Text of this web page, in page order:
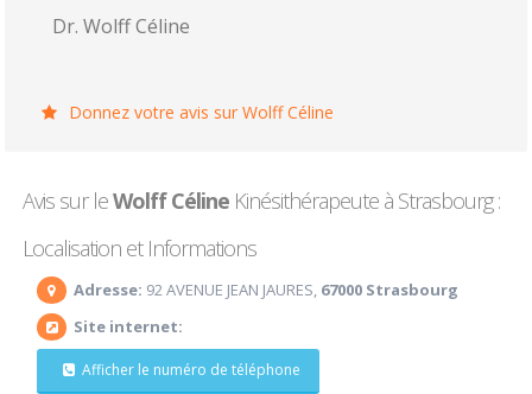
Dr. Wolff Céline
Donnez votre avis sur Wolff Céline
Avis sur leWolff Céline Kinésithérapeute à Strasbourg :
Localisation et Informations
Adresse: 92 AVENUE JEAN JAURES, 67000 Strasbourg
Site internet:
Afficher le numéro de téléphone